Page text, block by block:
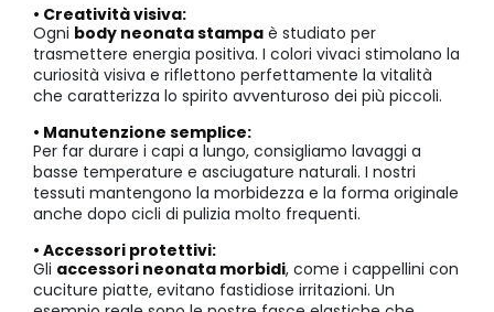
• Creatività visiva:
Ogni body neonata stampa è studiato per
trasmettere energia positiva. I colori vivaci stimolano la
curiosità visiva e riflettono perfettamente la vitalità
che caratterizza lo spirito avventuroso dei più piccoli.
• Manutenzione semplice:
Per far durare i capi a lungo, consigliamo lavaggi a
basse temperature e asciugature naturali. I nostri
tessuti mantengono la morbidezza e la forma originale
anche dopo cicli di pulizia molto frequenti.
• Accessori protettivi:
Gli accessori neonata morbidi, come i cappellini con
cuciture piatte, evitano fastidiose irritazioni. Un